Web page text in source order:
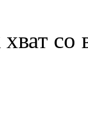
хват